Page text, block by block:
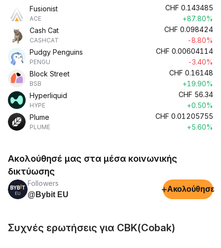
Fusionist
ACE
CHF 0.143485
+87.80%
Cash Cat
CASHCAT
CHF 0.098424
-8.80%
Pudgy Penguins
PENGU
CHF 0.00604114
-3.40%
Block Street
BSB
CHF 0.16148
+19.90%
Hyperliquid
HYPE
CHF 56.34
+0.50%
Plume
PLUME
CHF 0.01205755
+5.60%
Ακολούθησέ μας στα μέσα κοινωνικής
δικτύωσης
Followers
@Bybit EU
+Ακολούθησε
Συχνές ερωτήσεις για CBK(Cobak)